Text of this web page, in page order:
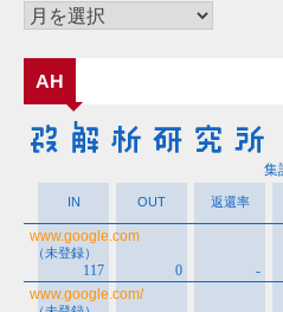
ー
ア
カ
イ
ブ
AH